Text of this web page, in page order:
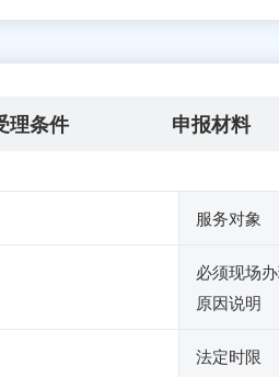
理条件 申报材料
服务对象
必须现场
原因说明
法定时限